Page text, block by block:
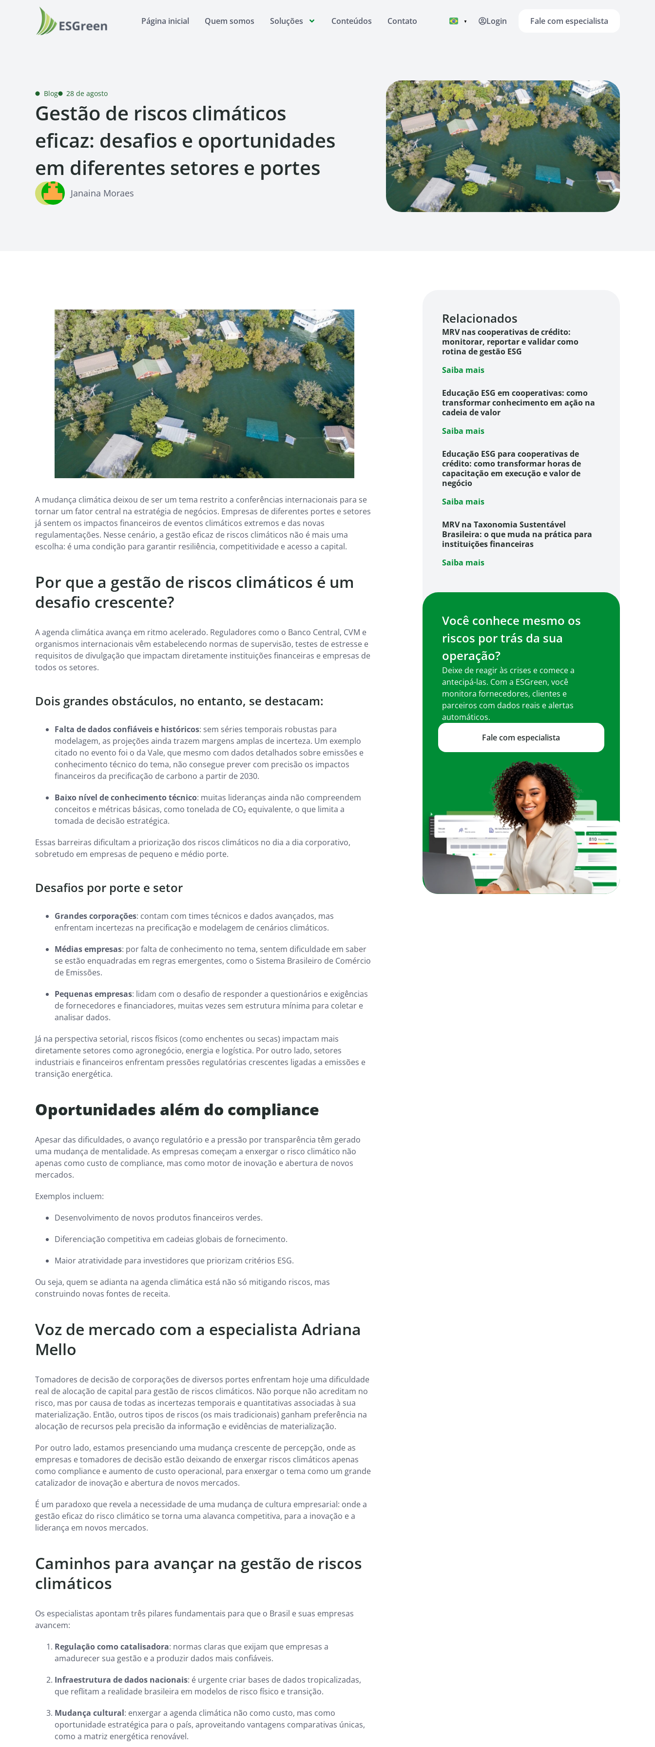
Página inicial Quem somos Soluções Conteúdos Contato ▼ Login Fale com especialista
Blog 28 de agosto
Gestão de riscos climáticos
eficaz: desafios e oportunidades
em diferentes setores e portes
Janaina Moraes
A mudança climática deixou de ser um tema restrito a conferências internacionais para se
tornar um fator central na estratégia de negócios. Empresas de diferentes portes e setores
já sentem os impactos financeiros de eventos climáticos extremos e das novas
regulamentações. Nesse cenário, a gestão eficaz de riscos climáticos não é mais uma
escolha: é uma condição para garantir resiliência, competitividade e acesso a capital.
Por que a gestão de riscos climáticos é um
desafio crescente?
A agenda climática avança em ritmo acelerado. Reguladores como o Banco Central, CVM e
organismos internacionais vêm estabelecendo normas de supervisão, testes de estresse e
requisitos de divulgação que impactam diretamente instituições financeiras e empresas de
todos os setores.
Dois grandes obstáculos, no entanto, se destacam:
Falta de dados confiáveis e históricos: sem séries temporais robustas para
modelagem, as projeções ainda trazem margens amplas de incerteza. Um exemplo
citado no evento foi o da Vale, que mesmo com dados detalhados sobre emissões e
conhecimento técnico do tema, não consegue prever com precisão os impactos
financeiros da precificação de carbono a partir de 2030.
Baixo nível de conhecimento técnico: muitas lideranças ainda não compreendem
conceitos e métricas básicas, como tonelada de CO₂ equivalente, o que limita a
tomada de decisão estratégica.
Essas barreiras dificultam a priorização dos riscos climáticos no dia a dia corporativo,
sobretudo em empresas de pequeno e médio porte.
Desafios por porte e setor
Grandes corporações: contam com times técnicos e dados avançados, mas
enfrentam incertezas na precificação e modelagem de cenários climáticos.
Médias empresas: por falta de conhecimento no tema, sentem dificuldade em saber
se estão enquadradas em regras emergentes, como o Sistema Brasileiro de Comércio
de Emissões.
Pequenas empresas: lidam com o desafio de responder a questionários e exigências
de fornecedores e financiadores, muitas vezes sem estrutura mínima para coletar e
analisar dados.
Já na perspectiva setorial, riscos físicos (como enchentes ou secas) impactam mais
diretamente setores como agronegócio, energia e logística. Por outro lado, setores
industriais e financeiros enfrentam pressões regulatórias crescentes ligadas a emissões e
transição energética.
Oportunidades além do compliance
Apesar das dificuldades, o avanço regulatório e a pressão por transparência têm gerado
uma mudança de mentalidade. As empresas começam a enxergar o risco climático não
apenas como custo de compliance, mas como motor de inovação e abertura de novos
mercados.
Exemplos incluem:
Desenvolvimento de novos produtos financeiros verdes.
Diferenciação competitiva em cadeias globais de fornecimento.
Maior atratividade para investidores que priorizam critérios ESG.
Ou seja, quem se adianta na agenda climática está não só mitigando riscos, mas
construindo novas fontes de receita.
Voz de mercado com a especialista Adriana
Mello
Tomadores de decisão de corporações de diversos portes enfrentam hoje uma dificuldade
real de alocação de capital para gestão de riscos climáticos. Não porque não acreditam no
risco, mas por causa de todas as incertezas temporais e quantitativas associadas à sua
materialização. Então, outros tipos de riscos (os mais tradicionais) ganham preferência na
alocação de recursos pela precisão da informação e evidências de materialização.
Por outro lado, estamos presenciando uma mudança crescente de percepção, onde as
empresas e tomadores de decisão estão deixando de enxergar riscos climáticos apenas
como compliance e aumento de custo operacional, para enxergar o tema como um grande
catalizador de inovação e abertura de novos mercados.
É um paradoxo que revela a necessidade de uma mudança de cultura empresarial: onde a
gestão eficaz do risco climático se torna uma alavanca competitiva, para a inovação e a
liderança em novos mercados.
Caminhos para avançar na gestão de riscos
climáticos
Os especialistas apontam três pilares fundamentais para que o Brasil e suas empresas
avancem:
Regulação como catalisadora: normas claras que exijam que empresas a
amadurecer sua gestão e a produzir dados mais confiáveis.
Infraestrutura de dados nacionais: é urgente criar bases de dados tropicalizadas,
que reflitam a realidade brasileira em modelos de risco físico e transição.
Mudança cultural: enxergar a agenda climática não como custo, mas como
oportunidade estratégica para o país, aproveitando vantagens comparativas únicas,
como a matriz energética renovável.
Relacionados
MRV nas cooperativas de crédito:
monitorar, reportar e validar como
rotina de gestão ESG
Saiba mais
Educação ESG em cooperativas: como
transformar conhecimento em ação na
cadeia de valor
Saiba mais
Educação ESG para cooperativas de
crédito: como transformar horas de
capacitação em execução e valor de
negócio
Saiba mais
MRV na Taxonomia Sustentável
Brasileira: o que muda na prática para
instituições financeiras
Saiba mais
Você conhece mesmo os
riscos por trás da sua
operação?
Deixe de reagir às crises e comece a
antecipá-las. Com a ESGreen, você
monitora fornecedores, clientes e
parceiros com dados reais e alertas
automáticos.
Fale com especialista